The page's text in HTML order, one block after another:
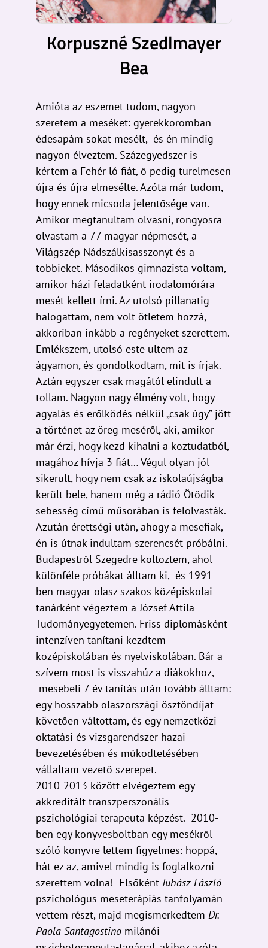
Korpuszné Szedlmayer
Bea
Amióta az eszemet tudom, nagyon
édesapám sokat mesélt, és én mindig
nagyon élveztem. Százegyedszer is
kértem a Fehér ló fiát, ő pedig türelmesen
újra és újra elmesélte. Azóta már tudom,
hogy ennek micsoda jelentősége van.
Amikor megtanultam olvasni, rongyosra
olvastam a 77 magyar népmesét, a
Világszép Nádszálkisasszonyt és a
többieket. Másodikos gimnazista voltam,
amikor házi feladatként irodalomórára
mesét kellett írni. Az utolsó pillanatig
halogattam, nem volt ötletem hozzá,
akkoriban inkább a regényeket szerettem.
Emlékszem, utolsó este ültem az
ágyamon, és gondolkodtam, mit is írjak.
Aztán egyszer csak magától elindult a
tollam. Nagyon nagy élmény volt, hogy
agyalás és erőlködés nélkül „csak úgy” jött
a történet az öreg meséről, aki, amikor
már érzi, hogy kezd kihalni a köztudatból,
magához hívja 3 fiát… Végül olyan jól
sikerült, hogy nem csak az iskolaújságba
került bele, hanem még a rádió Ötödik
sebesség című műsorában is felolvasták.
Azután érettségi után, ahogy a mesefiak,
én is útnak indultam szerencsét próbálni.
Budapestről Szegedre költöztem, ahol
különféle próbákat álltam ki, és 1991-
ben magyar-olasz szakos középiskolai
tanárként végeztem a József Attila
Tudományegyetemen. Friss diplomásként
intenzíven tanítani kezdtem
középiskolában és nyelviskolában. Bár a
szívem most is visszahúz a diákokhoz,
mesebeli 7 év tanítás után tovább álltam:
egy hosszabb olaszországi ösztöndíjat
követően váltottam, és egy nemzetközi
oktatási és vizsgarendszer hazai
bevezetésében és működtetésében
vállaltam vezető szerepet.
2010-2013 között elvégeztem egy
akkreditált transzperszonális
pszichológiai terapeuta képzést. 2010-
ben egy könyvesboltban egy mesékről
szóló könyvre lettem figyelmes: hoppá,
hát ez az, amivel mindig is foglalkozni
szerettem volna! ElsőkéntJuhász László
pszichológus meseterápiás tanfolyamán
vettem részt, majd megismerkedtemDr.
Paola Santagostinomilánói
pszichoterapeuta-tanárral, akihez azóta
mester-tanítvány és baráti viszony is fűz.